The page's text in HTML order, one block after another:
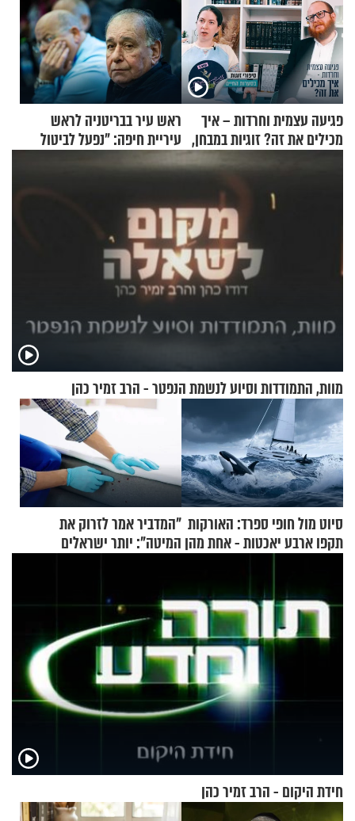
פגיעה עצמית וחרדות – איך
מכילים את זה? זוגיות במבחן,
הפעם עם יהודית ואלתר כהן
ראש עיר בבריטניה לראש
עיריית חיפה: ״נפעל לביטול
ברית הערים התאומות״
מוות, התמודדות וסיוע לנשמת הנפטר - הרב זמיר כהן
סיוט מול חופי ספרד: האורקות
תקפו ארבע יאכטות - אחת מהן
"המדביר אמר לזרוק את
המיטה": יותר ישראלים
חידת היקום - הרב זמיר כהן